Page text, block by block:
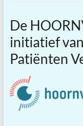
De
initiatief
Patiënten